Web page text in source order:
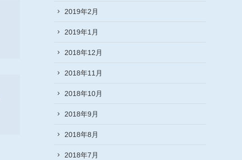
2019年2月
2019年1月
2018年12月
2018年11月
2018年10月
2018年9月
2018年8月
2018年7月